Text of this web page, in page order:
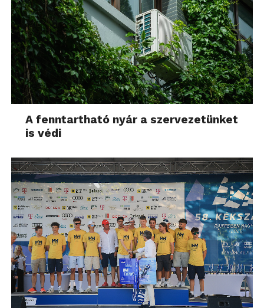
A fenntartható nyár a szervezetünket
is védi